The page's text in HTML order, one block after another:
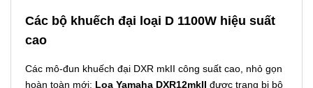
Các bộ khuếch đại loại D 1100W hiệu suất
cao
Các mô-đun khuếch đại DXR mkII công suất cao, nhỏ gọn
hoàn toàn mới: Loa Yamaha DXR12mkII được trang bị bộ